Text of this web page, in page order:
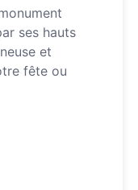
ses hauts
et
fête ou